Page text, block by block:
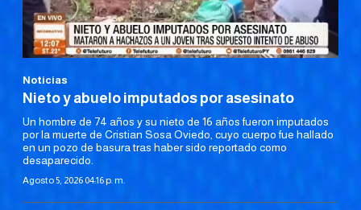
Noticias
Nieto y abuelo imputados por asesinato
Un hombre de 74 años y su nieto de 16 años fueron imputados
por la muerte de Cristian Sosa Oviedo, cuyo cuerpo fue hallado
en un pozo de basura tras haber sido reportado como
desaparecido.
Agosto 5, 2026 04:16 p. m.